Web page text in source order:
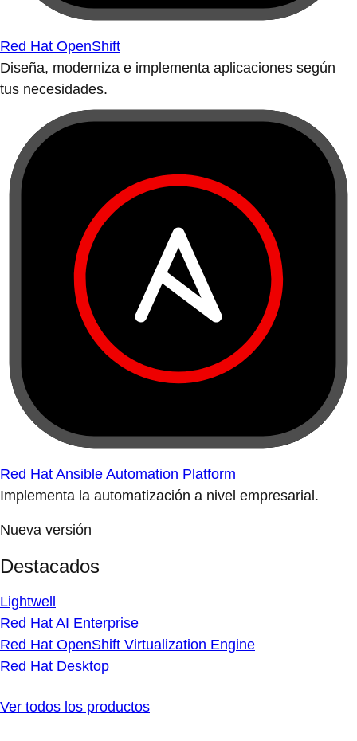
Red Hat OpenShift
Diseña, moderniza e implementa aplicaciones según
tus necesidades.
Red Hat Ansible Automation Platform
Implementa la automatización a nivel empresarial.
Nueva versión
Destacados
Lightwell
Red Hat AI Enterprise
Red Hat OpenShift Virtualization Engine
Red Hat Desktop
Ver todos los productos